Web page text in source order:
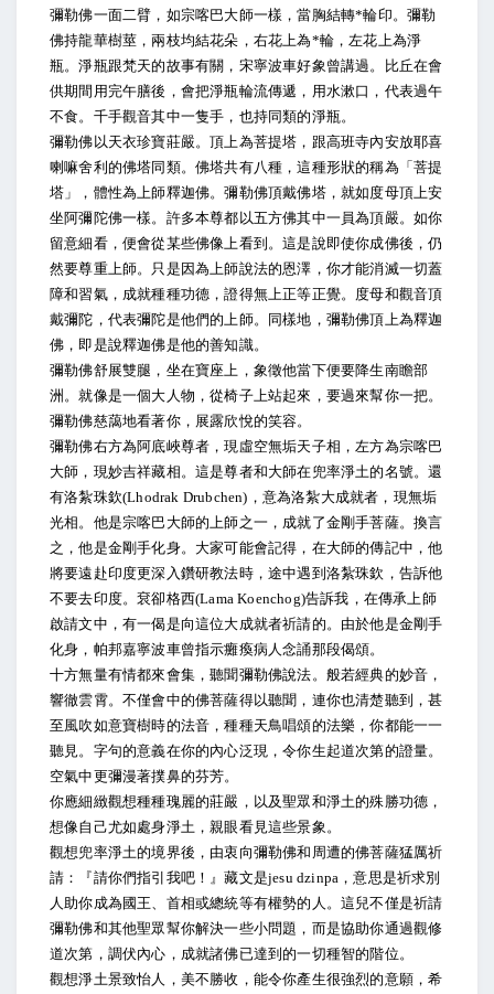
彌勒佛一面二臂，如宗喀巴大師一樣，當胸結轉*輪印。彌勒
佛持龍華樹莖，兩枝均結花朵，右花上為*輪，左花上為淨
瓶。淨瓶跟梵天的故事有關，宋寧波車好象曾講過。比丘在會
供期間用完午膳後，會把淨瓶輪流傳遞，用水漱口，代表過午
不食。千手觀音其中一隻手，也持同類的淨瓶。
彌勒佛以天衣珍寶莊嚴。頂上為菩提塔，跟高班寺內安放耶喜
喇嘛舍利的佛塔同類。佛塔共有八種，這種形狀的稱為「菩提
塔」，體性為上師釋迦佛。彌勒佛頂戴佛塔，就如度母頂上安
坐阿彌陀佛一樣。許多本尊都以五方佛其中一員為頂嚴。如你
留意細看，便會從某些佛像上看到。這是說即使你成佛後，仍
然要尊重上師。只是因為上師說法的恩澤，你才能消滅一切蓋
障和習氣，成就種種功德，證得無上正等正覺。度母和觀音頂
戴彌陀，代表彌陀是他們的上師。同樣地，彌勒佛頂上為釋迦
佛，即是說釋迦佛是他的善知識。
彌勒佛舒展雙腿，坐在寶座上，象徵他當下便要降生南瞻部
洲。就像是一個大人物，從椅子上站起來，要過來幫你一把。
彌勒佛慈藹地看著你，展露欣悅的笑容。
彌勒佛右方為阿底峽尊者，現虛空無垢天子相，左方為宗喀巴
大師，現妙吉祥藏相。這是尊者和大師在兜率淨土的名號。還
有洛紮珠欽(Lhodrak Drubchen)，意為洛紮大成就者，現無垢
光相。他是宗喀巴大師的上師之一，成就了金剛手菩薩。換言
之，他是金剛手化身。大家可能會記得，在大師的傳記中，他
將要遠赴印度更深入鑽研教法時，途中遇到洛紮珠欽，告訴他
不要去印度。袞卻格西(Lama Koenchog)告訴我，在傳承上師
啟請文中，有一偈是向這位大成就者祈請的。由於他是金剛手
化身，帕邦嘉寧波車曾指示癱瘓病人念誦那段偈頌。
十方無量有情都來會集，聽聞彌勒佛說法。般若經典的妙音，
響徹雲霄。不僅會中的佛菩薩得以聽聞，連你也清楚聽到，甚
至風吹如意寶樹時的法音，種種天鳥唱頌的法樂，你都能一一
聽見。字句的意義在你的內心泛現，令你生起道次第的證量。
空氣中更彌漫著撲鼻的芬芳。
你應細緻觀想種種瑰麗的莊嚴，以及聖眾和淨土的殊勝功德，
想像自己尤如處身淨土，親眼看見這些景象。
觀想兜率淨土的境界後，由衷向彌勒佛和周遭的佛菩薩猛厲祈
請：『請你們指引我吧！』藏文是jesu dzinpa，意思是祈求別
人助你成為國王、首相或總統等有權勢的人。這兒不僅是祈請
彌勒佛和其他聖眾幫你解決一些小問題，而是協助你通過觀修
道次第，調伏內心，成就諸佛已達到的一切種智的階位。
觀想淨土景致怡人，美不勝收，能令你產生很強烈的意願，希